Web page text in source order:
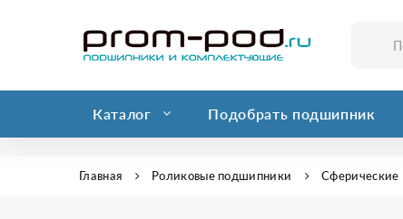
Каталог Подобрать подшипник
Главная Роликовые подшипники Сферические